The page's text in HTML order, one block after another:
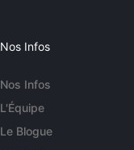
Nos Infos
Nos Infos
L'Équipe
Le Blogue